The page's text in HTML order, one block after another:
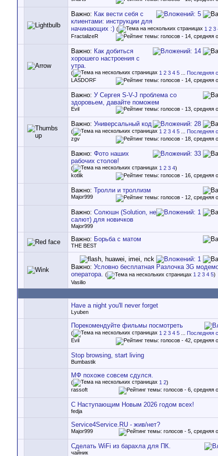
Важно: Как вести себя с
клиентами: инструкции для
начинающих :) ( 1 2 3
FractalizeR
Важно: Как добиться
хорошего настроения с
утра.
( 1 2 3 4 5
Последняя
LASDORF
Важно: У Сергея S-V-J проблема со
здоровьем, давайте поможем
Evil
Важно: Универсальный код
( 1 2 3 4 5
Последняя
zgv
Важно: Фото наших
рабочих столов!
( 1 2 3 4)
kotlik
Важно: Тролли и троллизм
Major999
Важно: Солюшн (Solution, не
салют) для новичков
Major999
Важно: Борьба с матом
THE BEST
Важно: Условно бесплатная Разлочка 3G
оператора. ( 1 2 3 4 5)
Vasilio
Have a night you'll never forget
Lyuben
Порекомендуйте фильмы посмотреть
( 1 2 3 4 5
Последняя
Evil
Stop browsing, start living
Bumbastik
МФ похоже совсем сдулся.
( 1 2)
rassoft
C Наступающим Новым 2026 годом всех!
fedja
Service4Service.RU - жив/нет?
Major999
Сделать WiFi из барахла для ПК.
чайник